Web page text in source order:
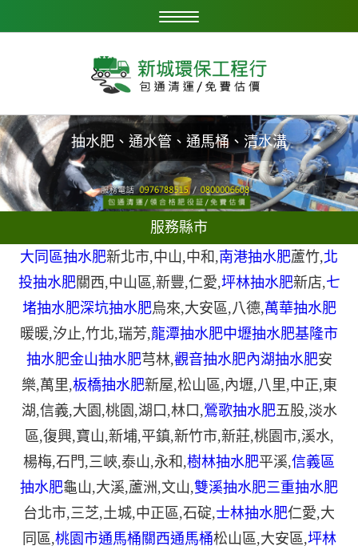
抽水肥、通水管、通馬桶、清水溝
服務縣市
大同區抽水肥新北市,中山,中和 ,南港抽水肥蘆竹,北
投抽水肥關西,中山區,新豐,仁愛,坪林抽水肥新店,七
堵抽水肥深坑抽水肥烏來,大安區,八德,萬華抽水肥
暖暖,汐止,竹北,瑞芳,龍潭抽水肥中壢抽水肥基隆市
抽水肥金山抽水肥芎林,觀音抽水肥內湖抽水肥安
樂,萬里,板橋抽水肥新屋,松山區,內壢,八里,中正,東
湖,信義,大園 ,桃園 ,湖口 ,林口 ,鶯歌抽水肥五股,淡水
區,復興,寶山,新埔,平鎮,新竹市,新莊,桃園市,溪水,
楊梅,石門 ,三峽,泰山,永和 ,樹林抽水肥平溪,信義區
抽水肥龜山,大溪,蘆洲 ,文山,雙溪抽水肥三重抽水肥
台北市,三芝,土城,中正區,石碇,士林抽水肥仁愛,大
同區,桃園市通馬桶關西通馬桶松山區,大安區,坪林